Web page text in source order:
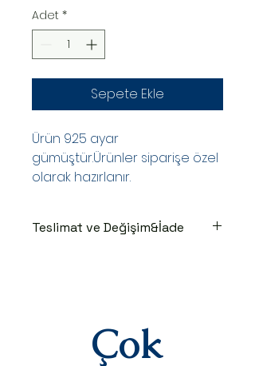
Adet *
Sepete Ekle
Ürün 925 ayar
gümüştür.Ürünler siparişe özel
olarak hazırlanır.
Teslimat ve Değişim&İade
edilir.Kargoya teslim edildiğinde
takip numaranız,anlaşmalı kargo
firmamız olan Yurtiçi Kargo
Çok